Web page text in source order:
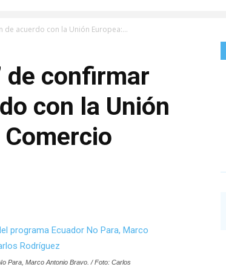
de acuerdo con la Unión Europea:...
de confirmar
con la Unión
Para, Marco Antonio Bravo. / Foto: Carlos